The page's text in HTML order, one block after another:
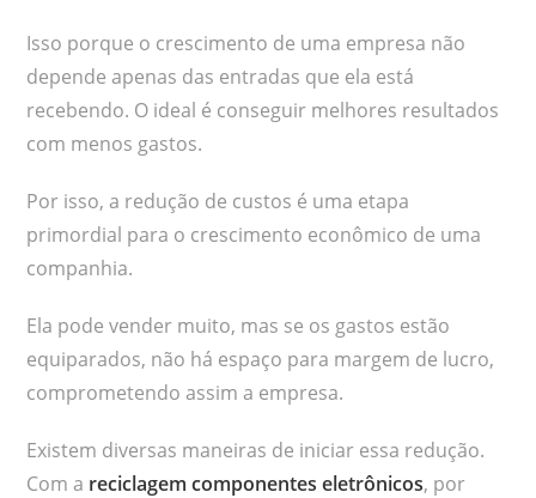
Isso porque o crescimento de uma empresa não
depende apenas das entradas que ela está
recebendo. O ideal é conseguir melhores resultados
com menos gastos.
Por isso, a redução de custos é uma etapa
primordial para o crescimento econômico de uma
companhia.
Ela pode vender muito, mas se os gastos estão
equiparados, não há espaço para margem de lucro,
comprometendo assim a empresa.
Existem diversas maneiras de iniciar essa redução.
Com a reciclagem componentes eletrônicos, por